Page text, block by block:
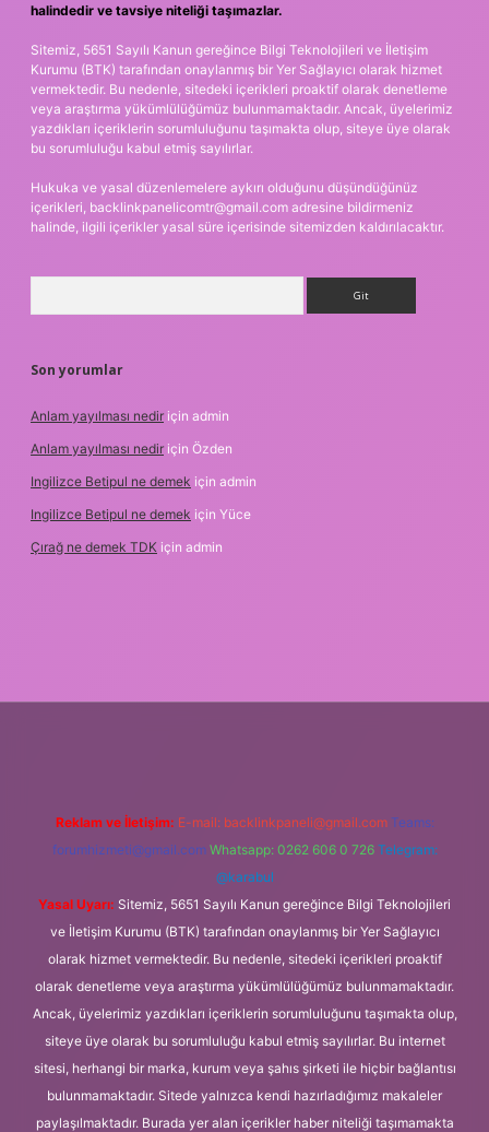
halindedir ve tavsiye niteliği taşımazlar.
Sitemiz, 5651 Sayılı Kanun gereğince Bilgi Teknolojileri ve İletişim
Kurumu (BTK) tarafından onaylanmış bir Yer Sağlayıcı olarak hizmet
vermektedir. Bu nedenle, sitedeki içerikleri proaktif olarak denetleme
veya araştırma yükümlülüğümüz bulunmamaktadır. Ancak, üyelerimiz
yazdıkları içeriklerin sorumluluğunu taşımakta olup, siteye üye olarak
bu sorumluluğu kabul etmiş sayılırlar.
Hukuka ve yasal düzenlemelere aykırı olduğunu düşündüğünüz
içerikleri, backlinkpanelicomtr@gmail.com adresine bildirmeniz
halinde, ilgili içerikler yasal süre içerisinde sitemizden kaldırılacaktır.
Son yorumlar
Anlam yayılması nedir için admin
Anlam yayılması nedir için Özden
Ingilizce Betipul ne demek için admin
Ingilizce Betipul ne demek için Yüce
Çırağ ne demek TDK için admin
Reklam ve İletişim: E-mail: backlinkpaneli@gmail.com Teams:
forumhizmeti@gmail.com Whatsapp: 0262 606 0 726 Telegram:
@karabul
Yasal Uyarı: Sitemiz, 5651 Sayılı Kanun gereğince Bilgi Teknolojileri
ve İletişim Kurumu (BTK) tarafından onaylanmış bir Yer Sağlayıcı
olarak hizmet vermektedir. Bu nedenle, sitedeki içerikleri proaktif
olarak denetleme veya araştırma yükümlülüğümüz bulunmamaktadır.
Ancak, üyelerimiz yazdıkları içeriklerin sorumluluğunu taşımakta olup,
siteye üye olarak bu sorumluluğu kabul etmiş sayılırlar. Bu internet
sitesi, herhangi bir marka, kurum veya şahıs şirketi ile hiçbir bağlantısı
bulunmamaktadır. Sitede yalnızca kendi hazırladığımız makaleler
paylaşılmaktadır. Burada yer alan içerikler haber niteliği taşımamakta